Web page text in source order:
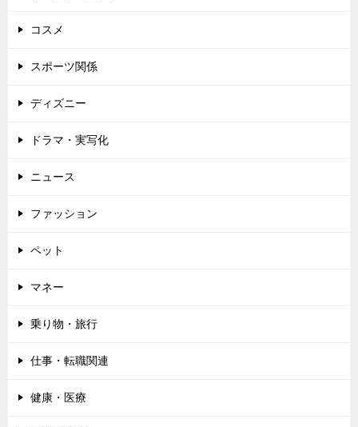
コスメ
スポーツ関係
ディズニー
ドラマ・実写化
ニュース
ファッション
ペット
マネー
乗り物・旅行
仕事・転職関連
健康・医療